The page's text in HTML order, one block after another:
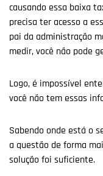
causando essa baixa
precisa ter acesso a
pai da administração
medir, você não pode
Logo, é impossível
você não tem essas
Sabendo onde está o
a questão de forma
solução foi suficiente.